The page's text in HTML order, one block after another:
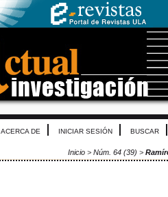
ACERCA DE INICIAR SESIÓN BUSCAR
Inicio> Núm. 64 (39) >